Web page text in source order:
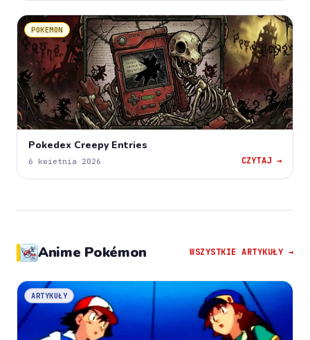
POKEMON
Pokedex Creepy Entries
6 kwietnia 2026 CZYTAJ →
Anime Pokémon WSZYSTKIE ARTYKUŁY →
ARTYKUŁY